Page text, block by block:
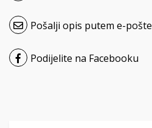
Pošalji opis putem e-pošte
Podijelite na Facebooku